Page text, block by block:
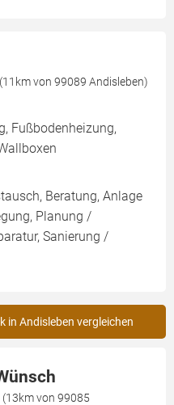
von 99089 Andisleben)
Fußbodenheizung,
Beratung, Anlage
Planung /
Sanierung /
Andisleben vergleichen
von 99085